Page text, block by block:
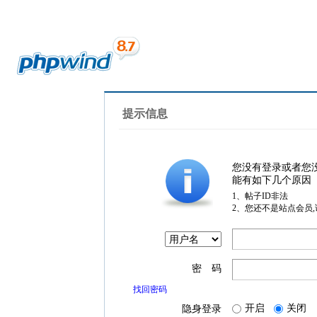
提示信息
您没有登录或者您
能有如下几个原因
1、帖子ID非法
2、您还不是站点会员
密 码
找回密码
隐身登录 开启 关闭